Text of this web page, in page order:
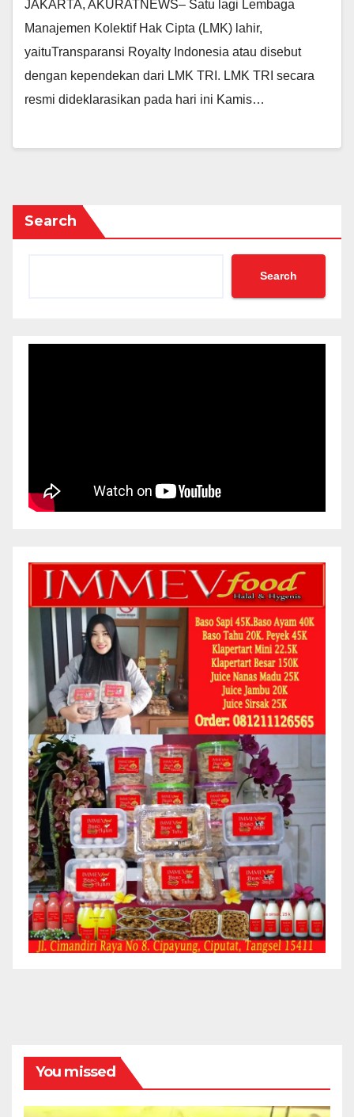
JAKARTA, AKURATNEWS– Satu lagi Lembaga
Manajemen Kolektif Hak Cipta (LMK) lahir,
yaituTransparansi Royalty Indonesia atau disebut
dengan kependekan dari LMK TRI. LMK TRI secara
resmi dideklarasikan pada hari ini Kamis…
Search
Search
You missed